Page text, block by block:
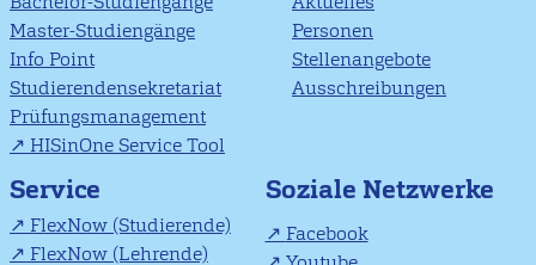
Master-Studiengänge
Info Point
Studierendensekretariat
Prüfungsmanagement
HISinOne Service Tool
Personen
Stellenangebote
Ausschreibungen
Service
FlexNow (Studierende)
FlexNow (Lehrende)
Soziale Netzwerke
Facebook